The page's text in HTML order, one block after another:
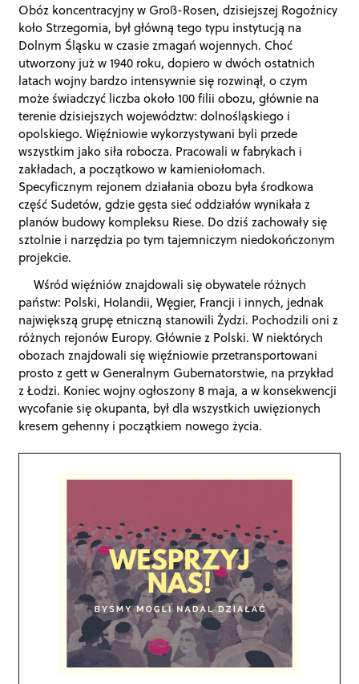
Obóz koncentracyjny w Groß-Rosen, dzisiejszej Rogoźnicy
koło Strzegomia, był główną tego typu instytucją na
Dolnym Śląsku w czasie zmagań wojennych. Choć
utworzony już w 1940 roku, dopiero w dwóch ostatnich
latach wojny bardzo intensywnie się rozwinął, o czym
może świadczyć liczba około 100 filii obozu, głównie na
terenie dzisiejszych województw: dolnośląskiego i
opolskiego. Więźniowie wykorzystywani byli przede
wszystkim jako siła robocza. Pracowali w fabrykach i
zakładach, a początkowo w kamieniołomach.
Specyficznym rejonem działania obozu była środkowa
część Sudetów, gdzie gęsta sieć oddziałów wynikała z
planów budowy kompleksu Riese. Do dziś zachowały się
sztolnie i narzędzia po tym tajemniczym niedokończonym
projekcie.
Wśród więźniów znajdowali się obywatele różnych
państw: Polski, Holandii, Węgier, Francji i innych, jednak
największą grupę etniczną stanowili Żydzi. Pochodzili oni z
różnych rejonów Europy. Głównie z Polski. W niektórych
obozach znajdowali się więźniowie przetransportowani
prosto z gett w Generalnym Gubernatorstwie, na przykład
z Łodzi. Koniec wojny ogłoszony 8 maja, a w konsekwencji
wycofanie się okupanta, był dla wszystkich uwięzionych
kresem gehenny i początkiem nowego życia.